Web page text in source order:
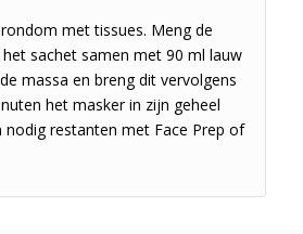
met tissues. Meng de
sachet samen met 90 ml lauw
massa en breng dit vervolgens
het masker in zijn geheel
nodig restanten met Face Prep of